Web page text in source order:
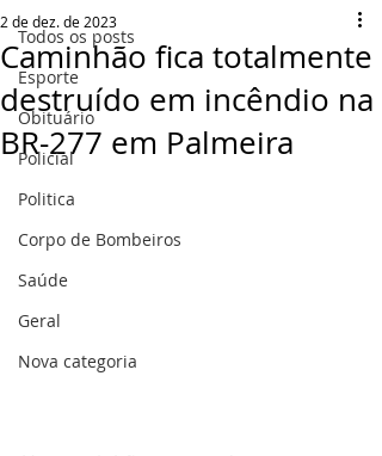
Todos os posts
Esporte
Obituário
Policial
Politica
Corpo de Bombeiros
Saúde
Geral
Nova categoria
Caminhão fica totalmente
destruído em incêndio na
BR-277 em Palmeira
2 de dez. de 2023